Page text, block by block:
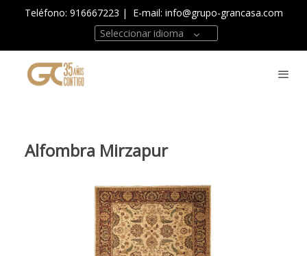
Teléfono: 916667223 | E-mail: info@grupo-grancasa.com
Seleccionar idioma
Alfombra Mirzapur